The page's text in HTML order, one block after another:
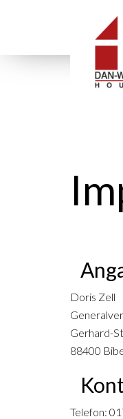
Doris Zell
Gerhard-
88400
Telefon: